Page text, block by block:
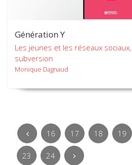
Génération Y
Les jeunes et les réseaux
subversion
Monique Dagnaud
16 17 18 19
23 24